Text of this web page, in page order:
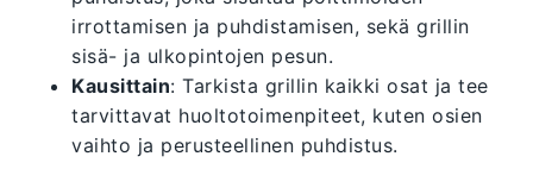
irrottamisen ja puhdistamisen, sekä grillin
sisä- ja ulkopintojen pesun.
Kausittain: Tarkista grillin kaikki osat ja tee
tarvittavat huoltotoimenpiteet, kuten osien
vaihto ja perusteellinen puhdistus.